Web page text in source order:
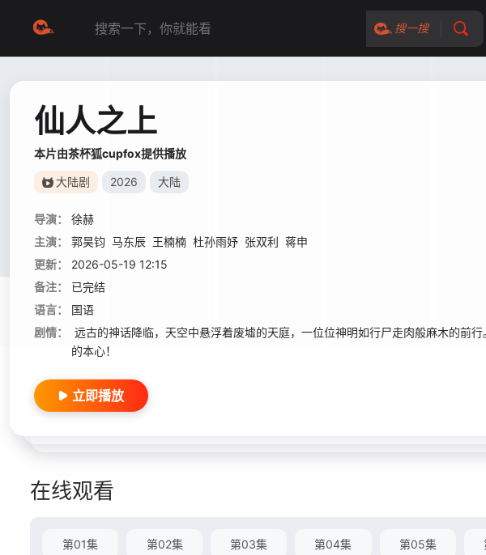
搜一搜
仙人之上
本片由茶杯狐cupfox提供播放
大陆剧 2026 大陆
导演：
徐赫
主演：
郭昊钧 马东辰 王楠楠 杜孙雨妤 张双利 蒋申
更新：
2026-05-19 12:15
备注：
已完结
语言：
国语
剧情：
远古的神话降临，天空中悬浮着废墟的天庭，一位位神明如行尸走肉般麻木的前
的本心！
立即播放
在线观看
第01集 第02集 第03集 第04集 第05集